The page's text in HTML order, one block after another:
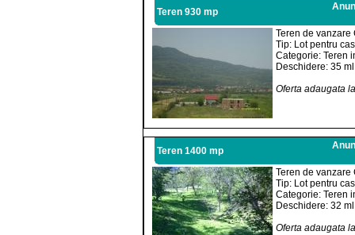
Teren 930 mp
Teren de vanzare
Tip: Lot pentru
Categorie: Teren
Deschidere: 35 ml
Oferta adaugata
Teren 1400 mp
Teren de vanzare
Tip: Lot pentru
Categorie: Teren
Deschidere: 32 ml
Oferta adaugata